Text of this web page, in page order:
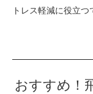
トレス軽減に役立つ
おすすめ！